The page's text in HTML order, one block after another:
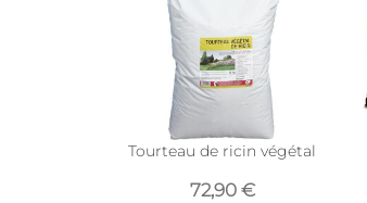
Tourteau de ricin végétal
72,90 €